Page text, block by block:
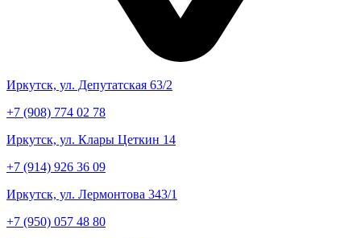
Иркутск, ул. Депутатская 63/2
+7 (908) 774 02 78
Иркутск, ул. Клары Цеткин 14
+7 (914) 926 36 09
Иркутск, ул. Лермонтова 343/1
+7 (950) 057 48 80